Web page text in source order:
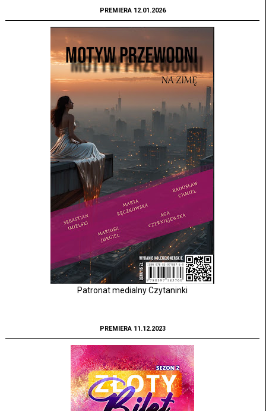
PREMIERA 12.01.2026
Patronat medialny Czytaninki
PREMIERA 11.12.2023